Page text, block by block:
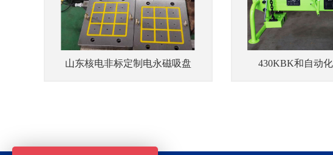
山东核电非标定制电永磁吸盘 430KBK和自动